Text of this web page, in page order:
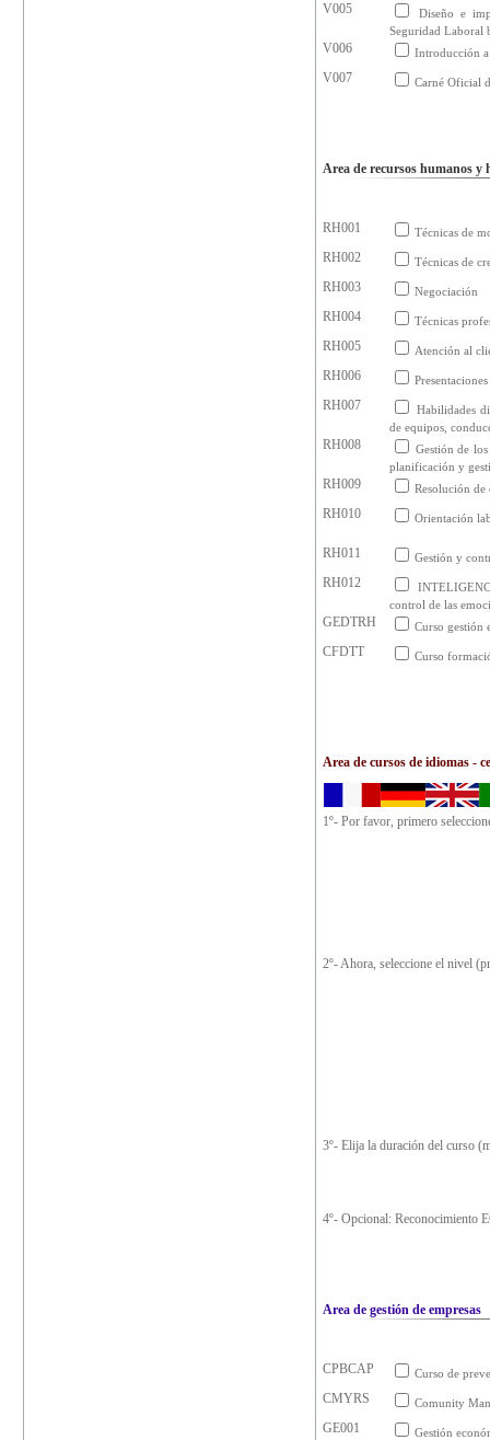
V005
Diseño e
Seguridad Laboral
V006 Introducción
V007 Carné Oficial
Area de recursos humanos y
RH001 Técnicas de
RH002 Técnicas de
RH003 Negociación
RH004 Técnicas
RH005 Atención al
RH006
RH007
Habilidades
de equipos,
RH008
Gestión de
planificación y
RH009 Resolución
RH010 Orientación
RH011 Gestión y
RH012
control de las
GEDTRH Curso gestión
CFDTT Curso
Area de cursos de idiomas -
1º- Por favor, primero
2º- Ahora, seleccione el nivel
3º- Elija la duración del curso
4º- Opcional: Reconocimiento
Area de gestión de empresas
CPBCAP Curso de
CMYRS Comunity
GE001 Gestión